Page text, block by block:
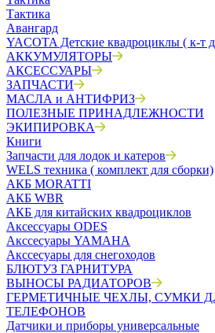
Тактика
Авангард
YACOTA Детские квадроциклы ( к-т
АККУМУЛЯТОРЫ
АКСЕССУАРЫ
ЗАПЧАСТИ
МАСЛА и АНТИФРИЗ
ПОЛЕЗНЫЕ ПРИНАДЛЕЖНОСТИ
ЭКИПИРОВКА
Книги
Запчасти для лодок и катеров
WELS техника ( комплект для сборки)
АКБ MORATTI
АКБ WBR
АКБ для китайских квадроциклов
Аксессуары ODES
Акссесуары YAMAHA
Акссесуары для снегоходов
БЛЮТУЗ ГАРНИТУРА
ВЫНОСЫ РАДИАТОРОВ
ГЕРМЕТИЧНЫЕ ЧЕХЛЫ, СУМКИ
ТЕЛЕФОНОВ
Датчики и приборы универсальные